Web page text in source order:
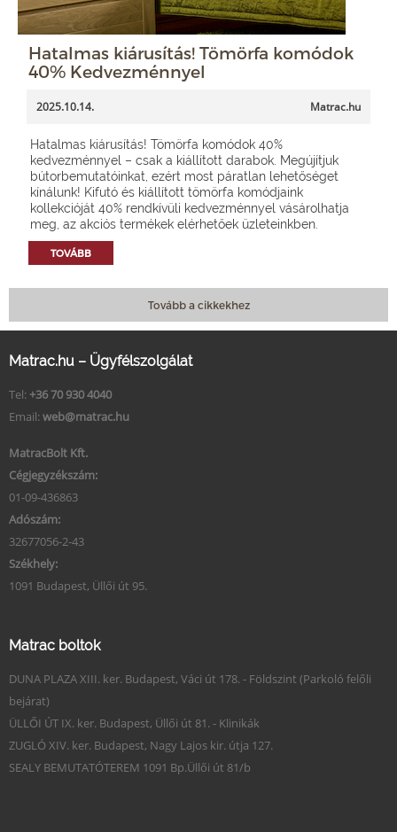
Hatalmas kiárusítás! Tömörfa komódok
40% Kedvezménnyel
2025.10.14. Matrac.hu
Hatalmas kiárusítás! Tömörfa komódok 40%
kedvezménnyel – csak a kiállított darabok. Megújítjuk
bútorbemutatóinkat, ezért most páratlan lehetőséget
kínálunk! Kifutó és kiállított tömörfa komódjaink
kollekcióját 40% rendkívüli kedvezménnyel vásárolhatja
meg, az akciós termékek elérhetőek üzleteinkben.
TOVÁBB
Tovább a cikkekhez
Matrac.hu – Ügyfélszolgálat
Tel: +36 70 930 4040
Email: web@matrac.hu
MatracBolt Kft.
Cégjegyzékszám:
01-09-436863
Adószám:
32677056-2-43
Székhely:
1091 Budapest, Üllői út 95.
Matrac boltok
DUNA PLAZA XIII. ker. Budapest, Váci út 178. - Földszint (Parkoló felőli
bejárat)
ÜLLŐI ÚT IX. ker. Budapest, Üllői út 81. - Klinikák
ZUGLÓ XIV. ker. Budapest, Nagy Lajos kir. útja 127.
SEALY BEMUTATÓTEREM 1091 Bp.Üllői út 81/b